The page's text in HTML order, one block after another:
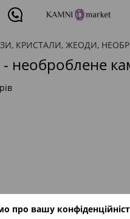
про вашу
КРИСТАЛИ, ЖЕОДИ,
- необроблене